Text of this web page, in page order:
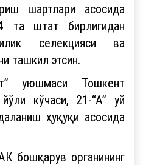
шартлари асосида
та штат бирлигидан
селекцияси ва
ташкил этсин.
уюшмаси Тошкент
кўчаси, 21-“А” уй
ҳуқуқи асосида
бошқарув органининг